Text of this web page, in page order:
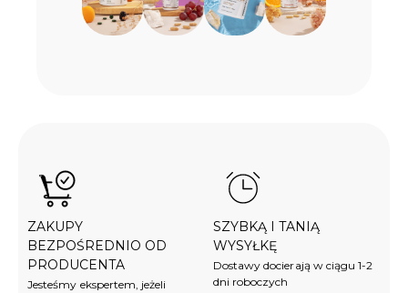
ZAKUPY
BEZPOŚREDNIO OD
PRODUCENTA
Jesteśmy ekspertem, jeżeli
SZYBKĄ I TANIĄ
WYSYŁKĘ
Dostawy docierają w ciągu 1-2
dni roboczych